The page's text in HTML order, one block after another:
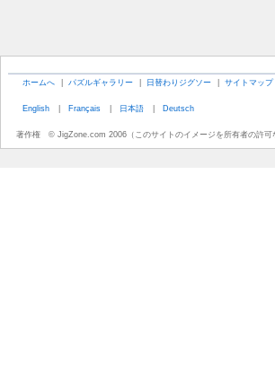
ホームへ | パズルギャラリー | 日替わりジグソー | サイトマップ
English | Français | 日本語 | Deutsch
著作権 © JigZone.com 2006（このサイトのイメージを所有者の許可